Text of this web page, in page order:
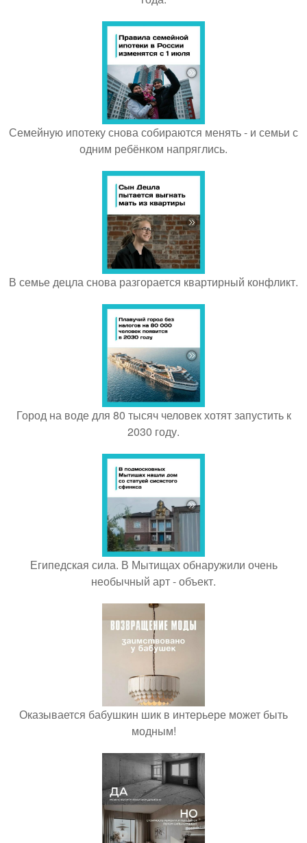
Семейную ипотеку снова собираются менять - и семьи с
одним ребёнком напряглись.
В семье децла снова разгорается квартирный конфликт.
Город на воде для 80 тысяч человек хотят запустить к
2030 году.
Египедская сила. В Мытищах обнаружили очень
необычный арт - объект.
Оказывается бабушкин шик в интерьере может быть
модным!